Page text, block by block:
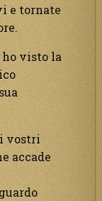
e tornate
visto la
vostri
accade